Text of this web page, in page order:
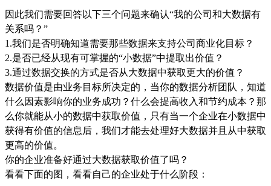
因此我们需要回答以下三个问题来确认“我的公司和大数据有
关系吗？”
1.我们是否明确知道需要那些数据来支持公司商业化目标？
2.是否已经从现有可掌握的“小数据”中提取出价值？
3.通过数据交换的方式是否从大数据中获取更大的价值？
数据价值是由业务目标所决定的，当你的数据分析团队，知道
什么因素影响你的业务成功？什么会提高收入和节约成本？那
么你就能从小的数据中获取价值，只有当一个企业在小数据中
获得有价值的信息后，我们才能去处理好大数据并且从中获取
更高的价值。
你的企业准备好通过大数据获取价值了吗？
看看下面的图，看看自己的企业处于什么阶段：